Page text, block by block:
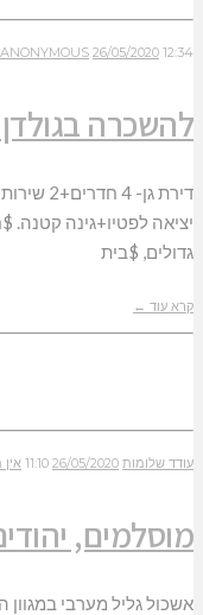
ANONYMOUS 26/05/2020 12:34
להשכרה בגולדן
דירת
גדולים, $בית
קרא עוד ←
עודד שלומות 26/05/2020
11:10 אין
מוסלמים,
אשכול גליל מערבי במגוון